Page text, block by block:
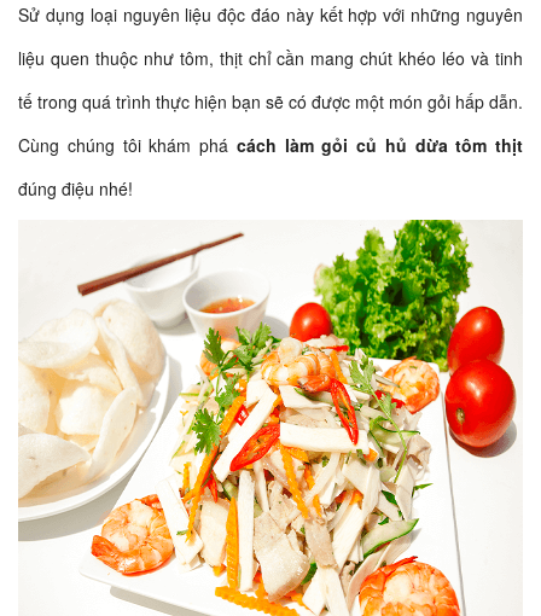
Sử dụng loại nguyên liệu độc đáo này kết hợp với những nguyên
liệu quen thuộc như tôm, thịt chỉ cần mang chút khéo léo và tinh
tế trong quá trình thực hiện bạn sẽ có được một món gỏi hấp dẫn.
Cùng chúng tôi khám phá cách làm gỏi củ hủ dừa tôm thịt
đúng điệu nhé!